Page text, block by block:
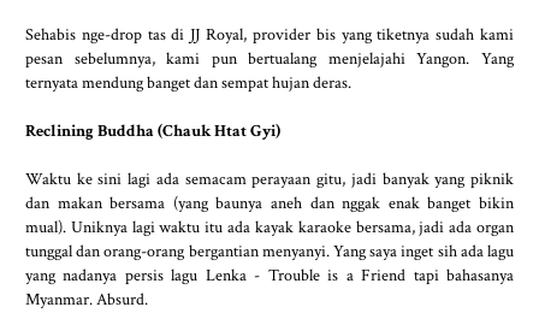
Sehabis nge-drop tas di JJ Royal, provider bis yang tiketnya sudah kami
pesan sebelumnya, kami pun bertualang menjelajahi Yangon. Yang
ternyata mendung banget dan sempat hujan deras.
Reclining Buddha (Chauk Htat Gyi)
Waktu ke sini lagi ada semacam perayaan gitu, jadi banyak yang piknik
dan makan bersama (yang baunya aneh dan nggak enak banget bikin
mual). Uniknya lagi waktu itu ada kayak karaoke bersama, jadi ada organ
tunggal dan orang-orang bergantian menyanyi. Yang saya inget sih ada lagu
yang nadanya persis lagu Lenka - Trouble is a Friend tapi bahasanya
Myanmar. Absurd.